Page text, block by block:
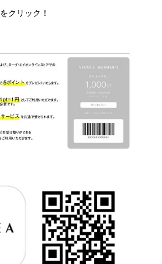
をクリック！